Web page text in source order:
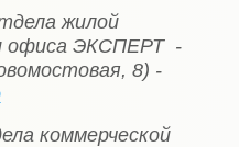
жилой
офиса ЭКСПЕРТ -
8) -
коммерческой